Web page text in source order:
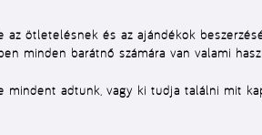
ötletelésnek és az ajándékok
minden barátnő számára van valami
mindent adtunk, vagy ki tudja találni mit